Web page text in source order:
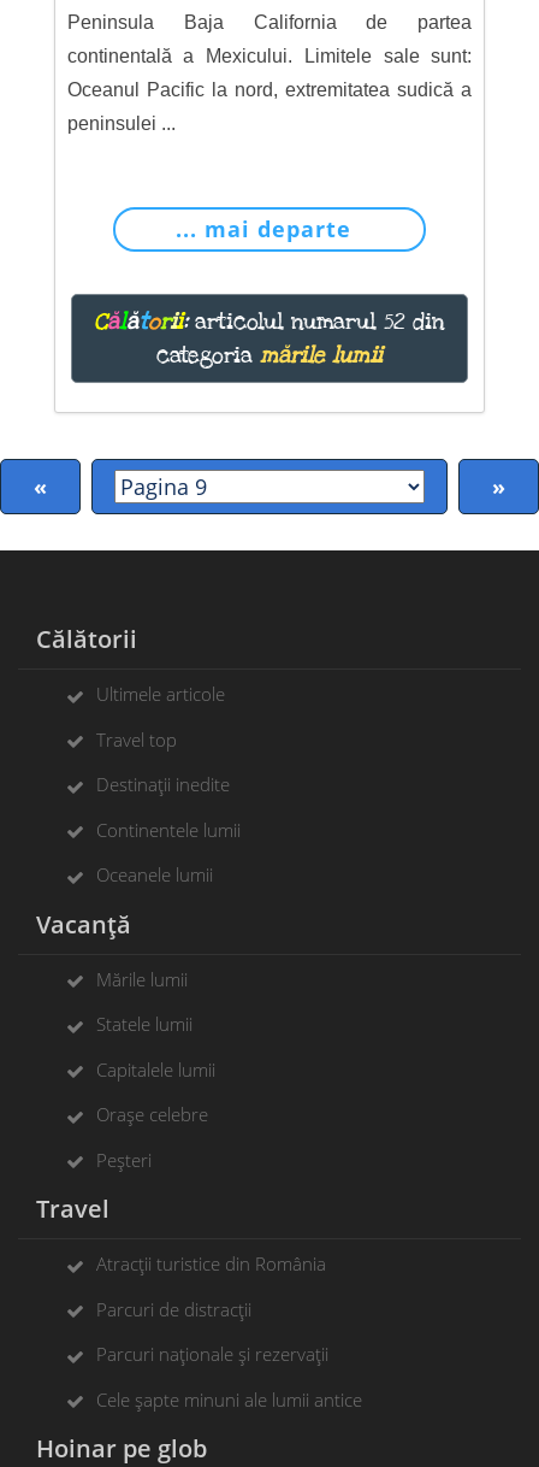
Peninsula Baja California de partea
continentală a Mexicului. Limitele sale sunt:
Oceanul Pacific la nord, extremitatea sudică a
peninsulei ...
... mai departe
Călătorii:articolul numarul 52 din
categoria mările lumii
« »
Călătorii
Ultimele articole
Travel top
Destinații inedite
Continentele lumii
Oceanele lumii
Vacanță
Mările lumii
Statele lumii
Capitalele lumii
Orașe celebre
Peșteri
Travel
Atracții turistice din România
Parcuri de distracții
Parcuri naționale și rezervații
Cele șapte minuni ale lumii antice
Hoinar pe glob